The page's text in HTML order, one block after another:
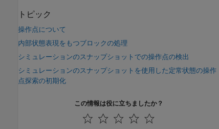
トピック
操作点について
内部状態表現をもつブロックの処理
シミュレーションのスナップショットでの操作点の検出
シミュレーションのスナップショットを使用した定常状態の操作
点探索の初期化
この情報は役に立ちましたか？